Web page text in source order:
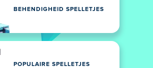
BEHENDIGHEID SPELLETJES
POPULAIRE SPELLETJES